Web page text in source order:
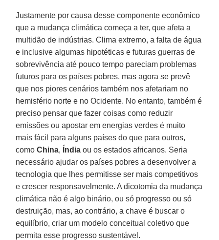
Justamente por causa desse componente econômico
que a mudança climática começa a ter, que afeta a
multidão de indústrias. Clima extremo, a falta de água
e inclusive algumas hipotéticas e futuras guerras de
sobrevivência até pouco tempo pareciam problemas
futuros para os países pobres, mas agora se prevê
que nos piores cenários também nos afetariam no
hemisfério norte e no Ocidente. No entanto, também é
preciso pensar que fazer coisas como reduzir
emissões ou apostar em energias verdes é muito
mais fácil para alguns países do que para outros,
comoChina, Índia ou os estados africanos. Seria
necessário ajudar os países pobres a desenvolver a
tecnologia que lhes permitisse ser mais competitivos
e crescer responsavelmente. A dicotomia da mudança
climática não é algo binário, ou só progresso ou só
destruição, mas, ao contrário, a chave é buscar o
equilíbrio, criar um modelo conceitual coletivo que
permita esse progresso sustentável.